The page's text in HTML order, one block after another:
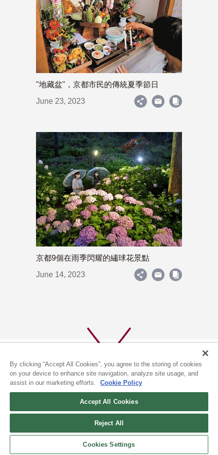
"地藏盆"，京都市民的傳統夏季節日
June 23, 2023
京都9個在雨季閃耀的繡球花景點
June 14, 2023
(c) 1996-2026 The Kyoto Shimbun Co.,Ltd. All rights reserved.
By clicking “Accept All Cookies”, you agree to the storing of cookies
on your device to enhance site navigation, analyze site usage, and
assist in our marketing efforts.
Cookie Policy
Accept All Cookies
Reject All
Cookies Settings